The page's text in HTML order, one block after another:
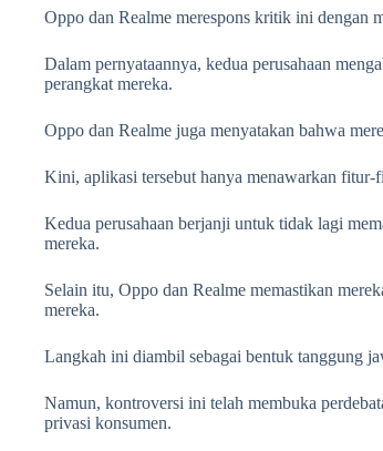
Oppo dan Realme merespons kritik ini dengan
Dalam pernyataannya, kedua perusahaan
perangkat mereka.
Oppo dan Realme juga menyatakan bahwa
Kini, aplikasi tersebut hanya menawarkan
Kedua perusahaan berjanji untuk tidak lagi
mereka.
Selain itu, Oppo dan Realme memastikan
mereka.
Langkah ini diambil sebagai bentuk tanggung
Namun, kontroversi ini telah membuka
privasi konsumen.